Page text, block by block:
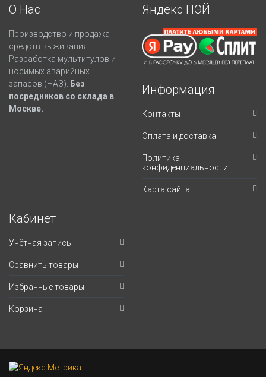
О Нас
Производство и продажа
средств выживания.
Разработка мультитулов и
носимых аварийных
запасов (НАЗ).
Без
посредников со склада в
Москве.
Яндекс ПЭЙ
Информация
Контакты
Оплата и доставка
Политика
конфиденциальности
Карта сайта
Кабинет
Учётная запись
Сравнить товары
Избранные товары
Корзина